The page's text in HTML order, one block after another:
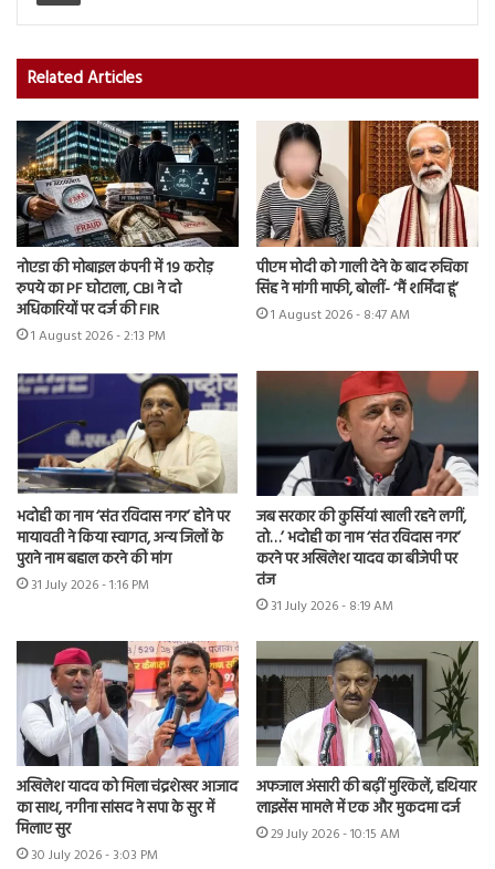
Related Articles
नोएडा की मोबाइल कंपनी में 19 करोड़
रुपये का PF घोटाला, CBI ने दो
अधिकारियों पर दर्ज की FIR
1 August 2026 - 2:13 PM
पीएम मोदी को गाली देने के बाद रुचिका
सिंह ने मांगी माफी, बोलीं- ‘मैं शर्मिंदा हूं’
1 August 2026 - 8:47 AM
भदोही का नाम ‘संत रविदास नगर’ होने पर
मायावती ने किया स्वागत, अन्य जिलों के
पुराने नाम बहाल करने की मांग
31 July 2026 - 1:16 PM
जब सरकार की कुर्सियां खाली रहने लगीं,
तो…’ भदोही का नाम ‘संत रविदास नगर’
करने पर अखिलेश यादव का बीजेपी पर
तंज
31 July 2026 - 8:19 AM
अखिलेश यादव को मिला चंद्रशेखर आजाद
का साथ, नगीना सांसद ने सपा के सुर में
मिलाए सुर
30 July 2026 - 3:03 PM
अफजाल अंसारी की बढ़ीं मुश्किलें, हथियार
लाइसेंस मामले में एक और मुकदमा दर्ज
29 July 2026 - 10:15 AM